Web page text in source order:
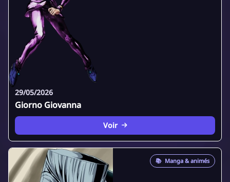
29/05/2026
Giorno Giovanna
Voir
📚 Manga & animés